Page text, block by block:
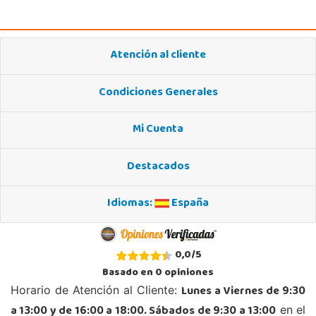
Localizar Tienda
POCAS UNIDADES
28400, Collado Villalba
POCAS UNIDADES
Juguetilandia Córdoba
C/ INGENIERO JUAN DE LA CIERVA 1 Polígono Industrial La Torrecilla
14013, Córdoba
957299329
Atención al cliente
Condiciones Generales
Mi Cuenta
Destacados
Idiomas:
España
0,0/5
Basado en0opiniones
Horario de Atención al Cliente: Lunes a Viernes de 9:30
en el